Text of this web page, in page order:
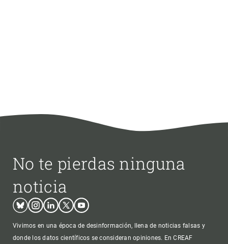
No te pierdas ninguna
noticia
BlueskyInstagram
LinkedinTwitterYoutube
Vivimos en una época de desinformación, llena de noticias falsas y
donde los datos científicos se consideran opiniones. En CREAF